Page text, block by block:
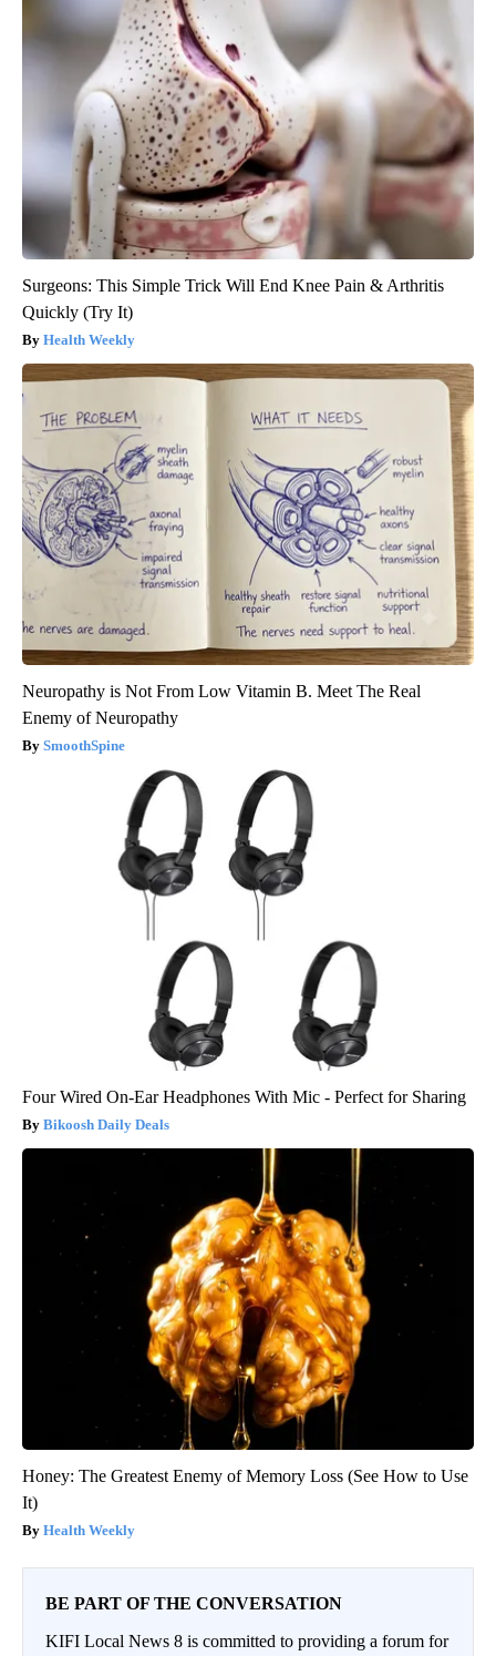
Surgeons: This Simple Trick Will End Knee Pain & Arthritis
Quickly (Try It)
Health Weekly
Neuropathy is Not From Low Vitamin B. Meet The Real
Enemy of Neuropathy
SmoothSpine
Four Wired On-Ear Headphones With Mic - Perfect for Sharing
Bikoosh Daily Deals
Honey: The Greatest Enemy of Memory Loss (See How to Use
It)
Health Weekly
BE PART OF THE CONVERSATION
KIFI Local News 8 is committed to providing a forum for